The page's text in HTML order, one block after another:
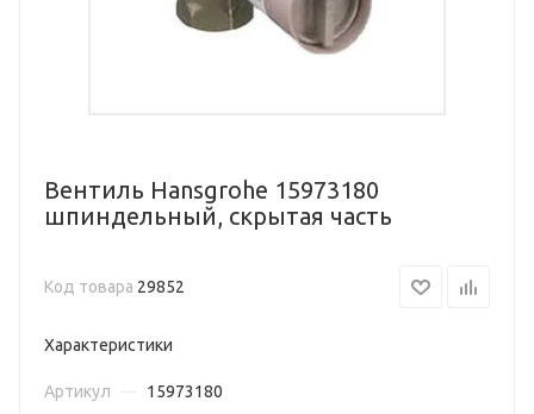
Вентиль Hansgrohe 15973180
шпиндельный, скрытая часть
Код товара 29852
Характеристики
Артикул 15973180